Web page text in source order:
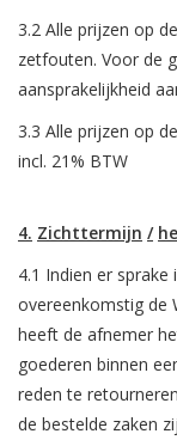
3.2 Alle prijzen op
zetfouten. Voor de
aansprakelijkheid
3.3 Alle prijzen op
incl. 21% BTW
4. Zichttermijn /
4.1 Indien er
overeenkomstig de
heeft de afnemer
goederen binnen
reden te
de bestelde zaken